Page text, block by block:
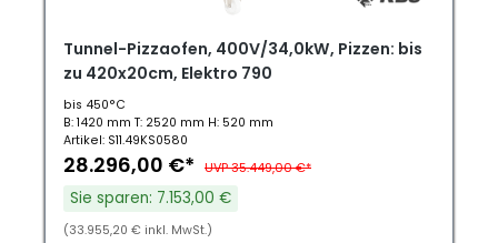
Tunnel-Pizzaofen, 400V/34,0kW, Pizzen: bis
zu 420x20cm, Elektro 790
bis 450°C
B: 1420 mm T: 2520 mm H: 520 mm
Artikel: S11.49KS0580
28.296,00 €* UVP 35.449,00 €*
Sie sparen: 7.153,00 €
(33.955,20 € inkl. MwSt.)